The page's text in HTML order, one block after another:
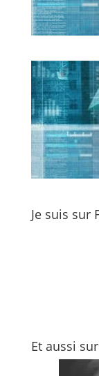
Je suis sur
Et aussi